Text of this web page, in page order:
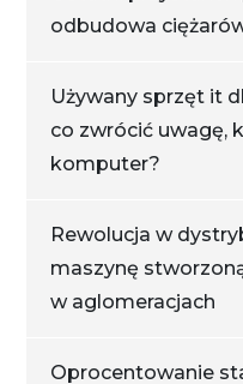
odbudowa
Używany sprzęt it
co zwrócić uwagę,
komputer?
Rewolucja w
maszynę
w aglomeracjach
Oprocentowanie